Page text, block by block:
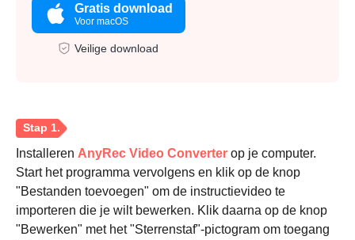
Gratis download
Voor macOS
Veilige download
Installeren AnyRec Video Converter op je computer.
Start het programma vervolgens en klik op de knop
"Bestanden toevoegen" om de instructievideo te
importeren die je wilt bewerken. Klik daarna op de knop
"Bewerken" met het "Sterrenstaf"-pictogram om toegang